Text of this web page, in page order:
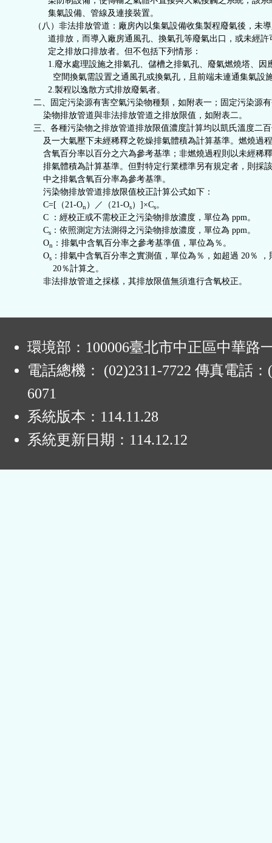
集氣設備、管線及連接裝置。
（八）非法排放管道：廠房內以集氣設備收集製程廢氣後，未導
道排放，而導入廠房通風孔、換氣孔等廢氣出口，或未經許
定之排放口排放者。但不包括下列情形：
1.廢水處理設施之排氣孔、儲槽之排氣孔、廢氣燃燒塔、因
空間換氣需設置之通風孔或換氣孔，且前端未連通集氣設
2.製程以逸散方式排放廢氣者。
二、固定污染源有害空氣污染物種類，如附表一；固定污染源有
染物排放管道與非法排放管道之排放限值，如附表二。
三、各種污染物之排放管道排放限值濃度計算均以凱氏溫度二百
及一大氣壓下未經稀釋之乾燥排氣體積為計算基準。燃燒過程
含氧百分率以百分之六為參考基準；非燃燒過程則以未經稀釋
排氣體積為計算基準。但對特定行業標準另有規定者，則採該
中之排氣含氧百分率為參考基準。
污染物排放管道排放限值校正計算公式如下：
C=[（21-On ）／（21-Os）]×Cs。
C ：經校正或不需校正之污染物排放濃度，單位為 ppm。
Cs ：依照測定方法測得之污染物排放濃度，單位為 ppm。
On ：排氣中含氧百分率之參考基準值，單位為％。
Os ：排氣中含氧百分率之實測值，單位為％，如超過 20％ ，
20％計算之。
非法排放管道之採樣，其排放限值無須進行含氧校正。
環境部：100006臺北市中正區中華路
電話總機： (02)2311-7722 傳真電話：
6071
系統版本： 114.11.28
系統更新日期： 114.12.12